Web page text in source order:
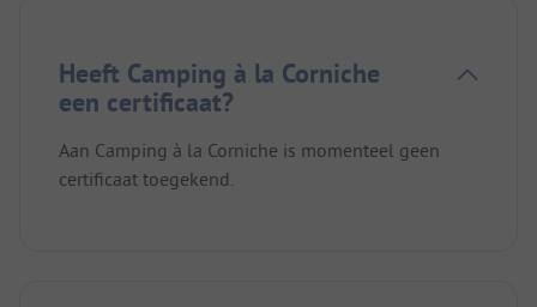
Heeft Camping à la Corniche
een certificaat?
Aan Camping à la Corniche is momenteel geen
certificaat toegekend.